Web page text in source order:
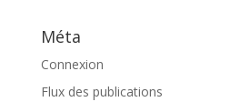
Méta
Connexion
Flux des publications